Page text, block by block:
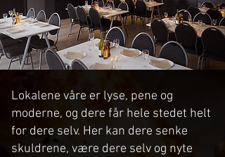
Lokalene våre er lyse, pene og
moderne, og dere får hele stedet helt
for dere selv. Her kan dere senke
skuldrene, være dere selv og nyte